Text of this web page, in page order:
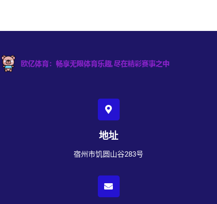
地址
宿州市饥圆山谷283号